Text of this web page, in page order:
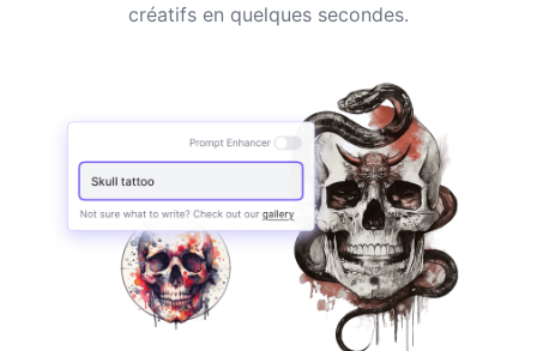
créatifs en quelques secondes.